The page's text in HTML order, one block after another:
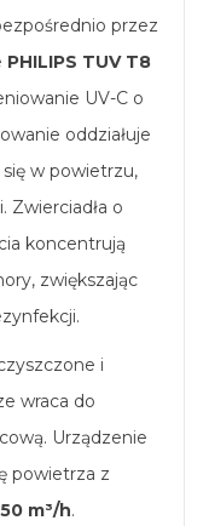
przez
PHILIPS TUV T8
UV-C o
oddziałuje
w powietrzu,
Zwierciadła o
koncentrują
zwiększając
i
wraca do
Urządzenie
powietrza z
m³/h.